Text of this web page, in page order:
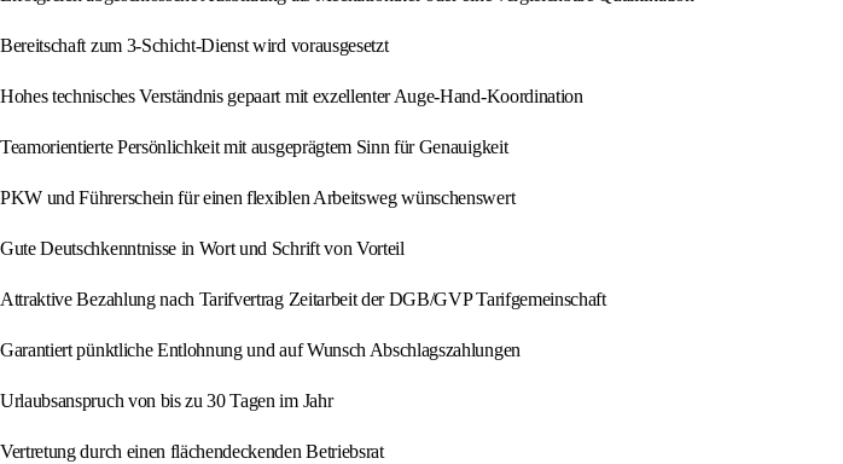
Bereitschaft zum 3-Schicht-Dienst wird vorausgesetzt
Hohes technisches Verständnis gepaart mit exzellenter Auge-Hand-Koordination
Teamorientierte Persönlichkeit mit ausgeprägtem Sinn für Genauigkeit
PKW und Führerschein für einen flexiblen Arbeitsweg wünschenswert
Gute Deutschkenntnisse in Wort und Schrift von Vorteil
Attraktive Bezahlung nach Tarifvertrag Zeitarbeit der DGB/GVP Tarifgemeinschaft
Garantiert pünktliche Entlohnung und auf Wunsch Abschlagszahlungen
Urlaubsanspruch von bis zu 30 Tagen im Jahr
Vertretung durch einen flächendeckenden Betriebsrat